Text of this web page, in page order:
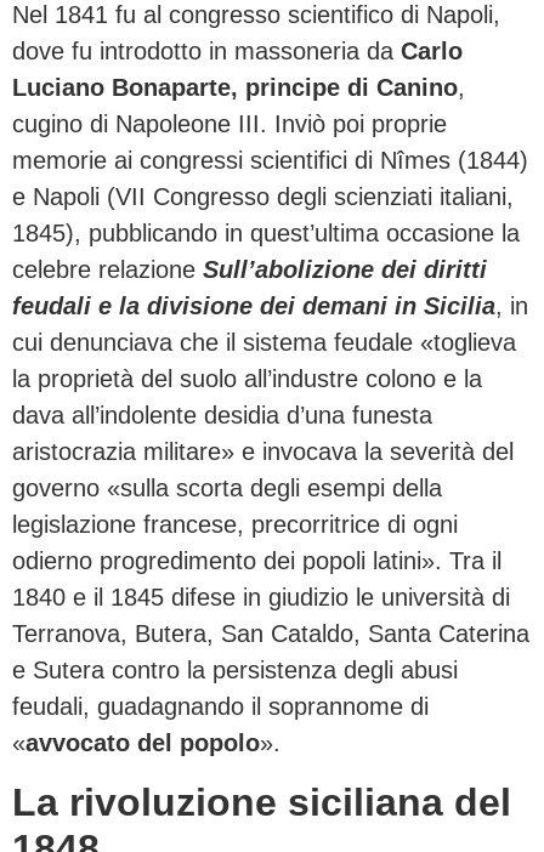
Nel 1841 fu al congresso scientifico di Napoli,
dove fu introdotto in massoneria da Carlo
Luciano Bonaparte, principe di Canino,
cugino di Napoleone III. Inviò poi proprie
memorie ai congressi scientifici di Nîmes (1844)
e Napoli (VII Congresso degli scienziati italiani,
1845), pubblicando in quest’ultima occasione la
celebre relazione Sull’abolizione dei diritti
feudali e la divisione dei demani in Sicilia, in
cui denunciava che il sistema feudale «toglieva
la proprietà del suolo all’industre colono e la
dava all’indolente desidia d’una funesta
aristocrazia militare» e invocava la severità del
governo «sulla scorta degli esempi della
legislazione francese, precorritrice di ogni
odierno progredimento dei popoli latini». Tra il
1840 e il 1845 difese in giudizio le università di
Terranova, Butera, San Cataldo, Santa Caterina
e Sutera contro la persistenza degli abusi
feudali, guadagnando il soprannome di
«avvocato del popolo».
La rivoluzione siciliana del